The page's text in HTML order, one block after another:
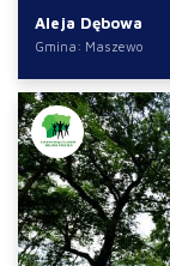
Aleja Dębowa
Gmina: Maszewo